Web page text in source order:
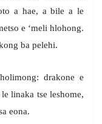
a hae, a bile a le
e ‘meli hlohong.
ba pelehi.
drakone e
linaka tse leshome,
eona.